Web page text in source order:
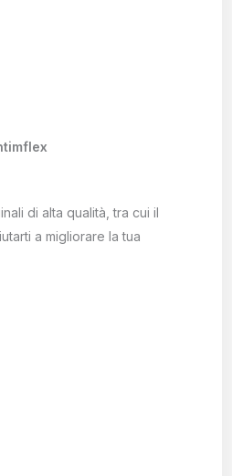
di alta qualità, tra cui il
a migliorare la tua